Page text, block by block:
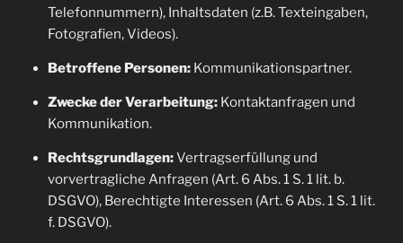
Telefonnummern), Inhaltsdaten (z.B. Texteingaben,
Fotografien, Videos).
Betroffene Personen:Kommunikationspartner.
Zwecke der Verarbeitung:Kontaktanfragen und
Kommunikation.
Rechtsgrundlagen:Vertragserfüllung und
vorvertragliche Anfragen (Art. 6 Abs. 1 S. 1 lit. b.
DSGVO), Berechtigte Interessen (Art. 6 Abs. 1 S. 1 lit.
f. DSGVO).